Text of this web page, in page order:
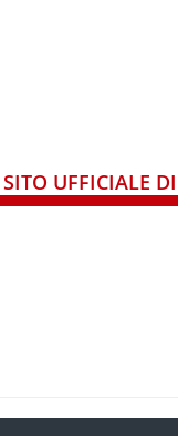
SITO UFFICIALE